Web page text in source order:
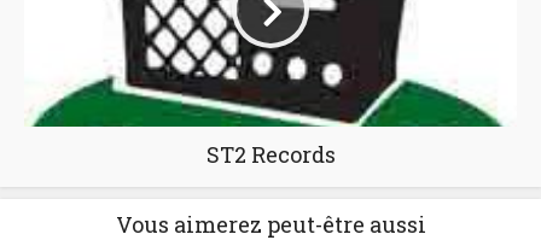
ST2 Records
Vous aimerez peut-être aussi